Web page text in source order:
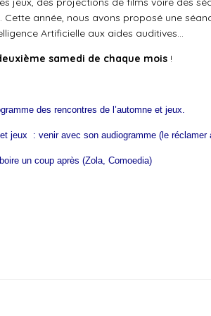
année, nous avons proposé une
Artificielle aux aides auditives…
samedi de chaque mois !
des rencontres de l’automne et jeux.
jeux : venir avec son audiogramme (le réclamer
un coup après (Zola, Comoedia)